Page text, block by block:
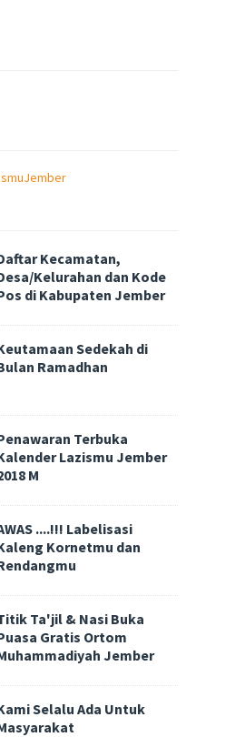
Kecamatan,
Kelurahan dan Kode
di Kabupaten Jember
Sedekah di
Ramadhan
Terbuka
Lazismu Jember
M
....!!! Labelisasi
Kornetmu dan
Ta'jil & Nasi Buka
Gratis Ortom
Jember
Selalu Ada Untuk